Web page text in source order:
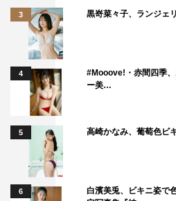
3 黒嵜菜々子、ランジェ
4
#Mooove!・赤間四季
ー美…
5 高崎かなみ、葡萄色ビ
6
白濱美兎、ビキニ姿で